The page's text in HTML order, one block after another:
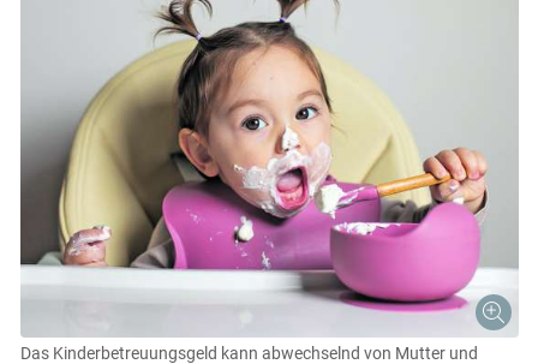
Das Kinderbetreuungsgeld kann abwechselnd von Mutter und